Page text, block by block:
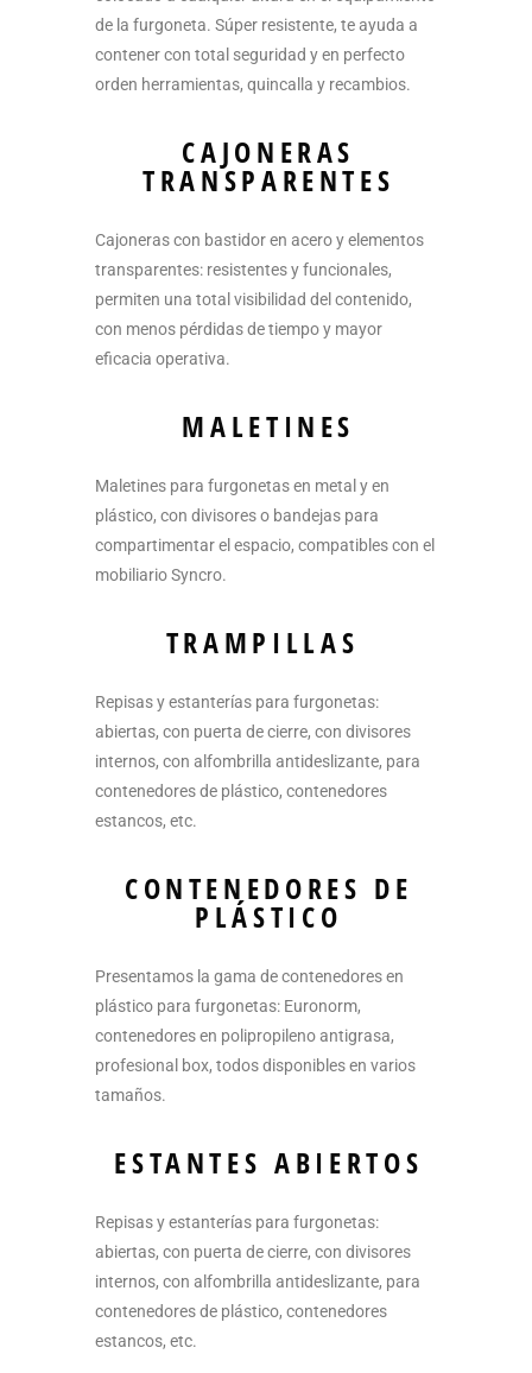
de la furgoneta. Súper resistente, te ayuda a
contener con total seguridad y en perfecto
orden herramientas, quincalla y recambios.
CAJONERAS
TRANSPARENTES
Cajoneras con bastidor en acero y elementos
transparentes: resistentes y funcionales,
permiten una total visibilidad del contenido,
con menos pérdidas de tiempo y mayor
eficacia operativa.
MALETINES
Maletines para furgonetas en metal y en
plástico, con divisores o bandejas para
compartimentar el espacio, compatibles con el
mobiliario Syncro.
TRAMPILLAS
Repisas y estanterías para furgonetas:
abiertas, con puerta de cierre, con divisores
internos, con alfombrilla antideslizante, para
contenedores de plástico, contenedores
estancos, etc.
CONTENEDORES DE
PLÁSTICO
Presentamos la gama de contenedores en
plástico para furgonetas: Euronorm,
contenedores en polipropileno antigrasa,
profesional box, todos disponibles en varios
tamaños.
ESTANTES ABIERTOS
Repisas y estanterías para furgonetas:
abiertas, con puerta de cierre, con divisores
internos, con alfombrilla antideslizante, para
contenedores de plástico, contenedores
estancos, etc.